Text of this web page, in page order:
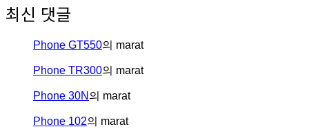
최신 댓글
Phone GT550의 marat
Phone TR300의 marat
Phone 30N 의 marat
Phone 102의 marat